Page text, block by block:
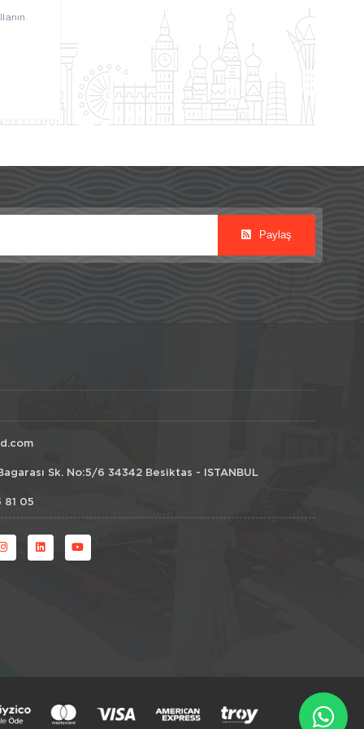
Paylaş
Sk. No:5/6 34342 Besiktas - ISTANBUL
81 05